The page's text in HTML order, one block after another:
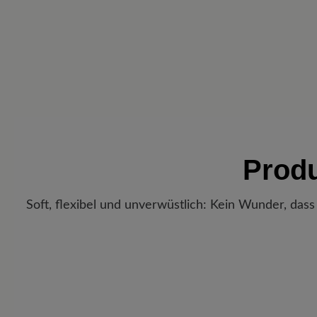
Soft, flexibel und unverwüstlich: Kein Wunder,